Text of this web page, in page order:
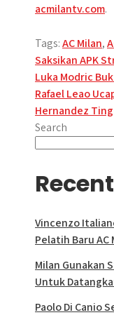
acmilantv.com.
Tags:AC Milan,
Saksikan APK
Post
Luka Modric
Rafael Leao
Hernandez
Search
Vincenzo
Pelatih Baru AC
Milan Gunakan
Untuk
Paolo Di Canio